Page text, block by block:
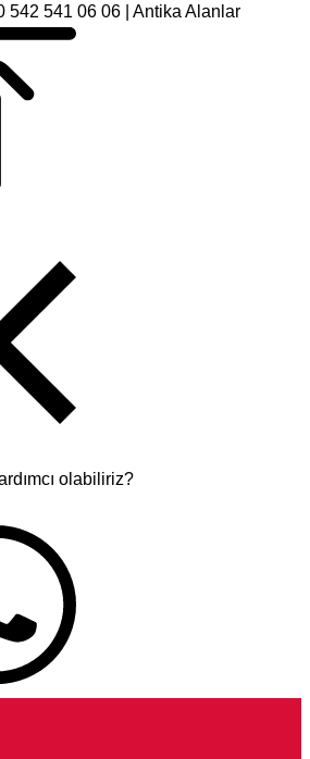
542 541 06 06 | Antika Alanlar
olabiliriz?